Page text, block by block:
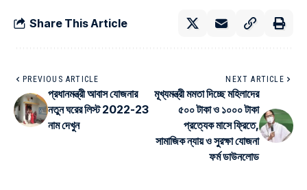
Share This Article
PREVIOUS ARTICLE
প্রধানমন্ত্রী আবাস যোজনার
নতুন ঘরের লিস্ট 2022-23
নাম দেখুন
NEXT ARTICLE
মূখ্যমন্ত্রী মমতা দিচ্ছে মহিলাদের
৫০০ টাকা ও ১০০০ টাকা
প্রত্যেক মাসে ফ্রিতে,
সামাজিক ন্যায় ও সুরক্ষা যোজনা
ফর্ম ডাউনলোড